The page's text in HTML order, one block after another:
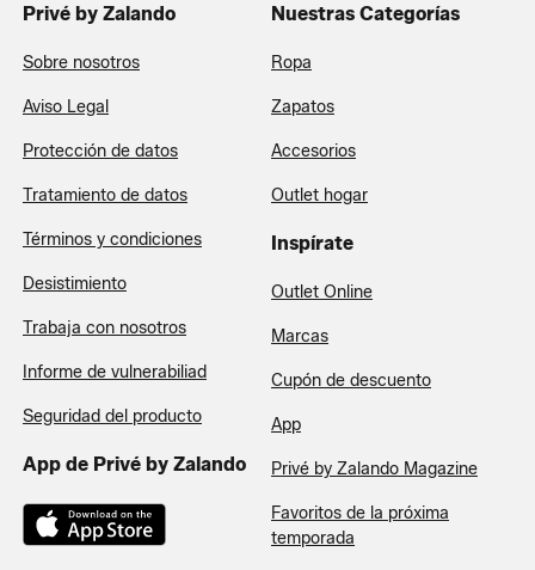
Privé by Zalando
Sobre nosotros
Aviso Legal
Protección de datos
Tratamiento de datos
Términos y condiciones
Desistimiento
Trabaja con nosotros
Informe de vulnerabiliad
Seguridad del producto
App de Privé by Zalando
Nuestras Categorías
Ropa
Zapatos
Accesorios
Outlet hogar
Inspírate
Outlet Online
Marcas
Cupón de descuento
App
Privé by Zalando Magazine
Favoritos de la próxima
temporada